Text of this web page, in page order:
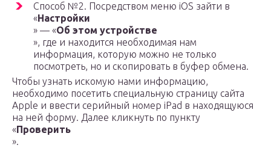
Способ №2. Посредством меню iOS зайти в
«Настройки
» — «Об этом устройстве
», где и находится необходимая нам
информация, которую можно не только
посмотреть, но и скопировать в буфер обмена.
Чтобы узнать искомую нами информацию,
необходимо посетить специальную страницу сайта
Apple и ввести серийный номер iPad в находящуюся
на ней форму. Далее кликнуть по пункту
«Проверить
».